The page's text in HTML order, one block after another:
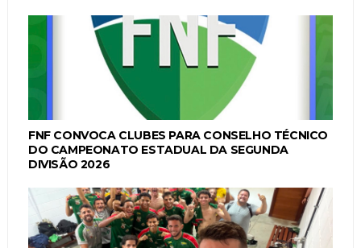
FNF CONVOCA CLUBES PARA CONSELHO TÉCNICO
DO CAMPEONATO ESTADUAL DA SEGUNDA
DIVISÃO 2026